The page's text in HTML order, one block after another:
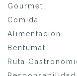
Gourmet
Comida
Alimentación
Benfumat
Ruta